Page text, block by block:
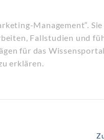
Management“.
Fallstudien und
für das
erklären.